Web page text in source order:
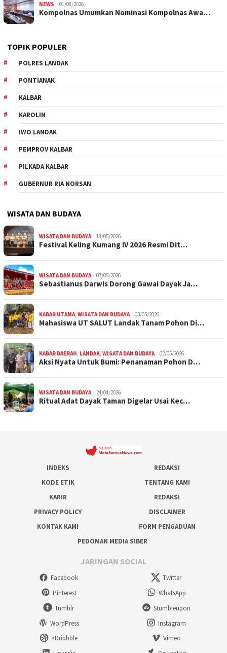
NEWS 01/08/2026
Kompolnas Umumkan Nominasi Kompolnas Awa…
TOPIK POPULER
POLRES LANDAK
PONTIANAK
KALBAR
KAROLIN
IWO LANDAK
PEMPROV KALBAR
PILKADA KALBAR
GUBERNUR RIA NORSAN
WISATA DAN BUDAYA
WISATA DAN BUDAYA 18/05/2026
Festival Keling Kumang IV 2026 Resmi Dit…
WISATA DAN BUDAYA 07/05/2026
Sebastianus Darwis Dorong Gawai Dayak Ja…
KABAR UTAMA, WISATA DAN BUDAYA 03/05/2026
Mahasiswa UT SALUT Landak Tanam Pohon Di…
KABAR DAERAH, LANDAK, WISATA DAN BUDAYA 02/05/2026
Aksi Nyata Untuk Bumi: Penanaman Pohon D…
WISATA DAN BUDAYA 24/04/2026
Ritual Adat Dayak Taman Digelar Usai Kec…
INDEKS
REDAKSI
KODE ETIK
TENTANG KAMI
KARIR
REDAKSI
PRIVACY POLICY
DISCLAIMER
KONTAK KAMI
FORM PENGADUAN
PEDOMAN MEDIA SIBER
JARINGAN SOCIAL
Facebook
Twitter
Pinterest
WhatsApp
Tumblr
Stumbleupon
WordPress
Instagram
>Dribbble
Vimeo